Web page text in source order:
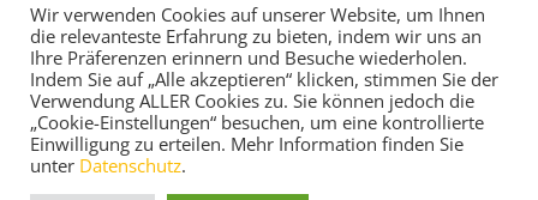
Algemene voorwaarden
Contact
© 2022-2026 mediamixx - Alle Rechte
Wir verwenden Cookies auf unserer Website, um Ihnen
die relevanteste Erfahrung zu bieten, indem wir uns an
Ihre Präferenzen erinnern und Besuche wiederholen.
Indem Sie auf „Alle akzeptieren“ klicken, stimmen Sie der
Verwendung ALLER Cookies zu. Sie können jedoch die
„Cookie-Einstellungen“ besuchen, um eine kontrollierte
Einwilligung zu erteilen. Mehr Information finden Sie
unter Datenschutz.